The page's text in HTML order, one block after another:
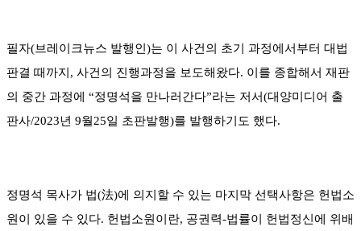
필자(브레이크뉴스 발행인)는 이 사건의 초기 과정에서부터 대법
판결 때까지, 사건의 진행과정을 보도해왔다. 이를 종합해서 재판
의 중간 과정에 “정명석을 만나러간다”라는 저서(대양미디어 출
판사/2023년 9월25일 초판발행)를 발행하기도 했다.
정명석 목사가 법(法)에 의지할 수 있는 마지막 선택사항은 헌법소
원이 있을 수 있다. 헌법소원이란, 공권력-법률이 헌법정신에 위배